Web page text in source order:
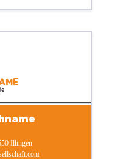
Illingen